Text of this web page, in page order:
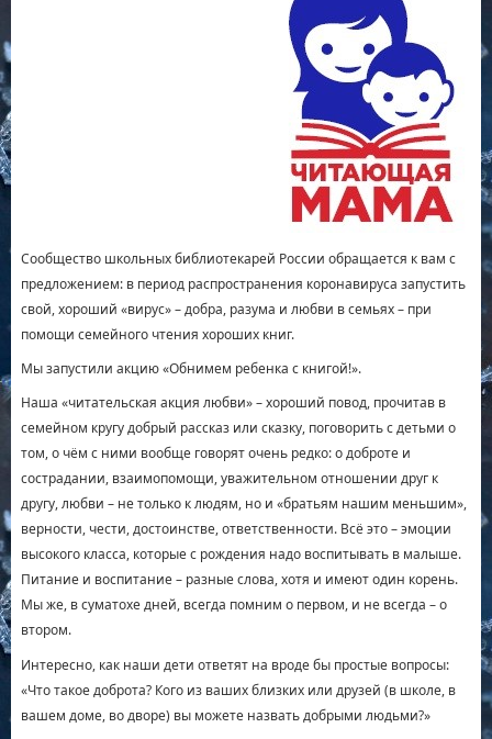
Сообщество школьных библиотекарей России обращается к вам с
предложением: в период распространения коронавируса запустить
свой, хороший «вирус» – добра, разума и любви в семьях – при
помощи семейного чтения хороших книг.
Мы запустили акцию «Обнимем ребенка с книгой!».
Наша «читательская акция любви» – хороший повод, прочитав в
семейном кругу добрый рассказ или сказку, поговорить с детьми о
том, о чём с ними вообще говорят очень редко: о доброте и
сострадании, взаимопомощи, уважительном отношении друг к
другу, любви – не только к людям, но и «братьям нашим меньшим»,
верности, чести, достоинстве, ответственности. Всё это – эмоции
высокого класса, которые с рождения надо воспитывать в малыше.
Питание и воспитание – разные слова, хотя и имеют один корень.
Мы же, в суматохе дней, всегда помним о первом, и не всегда – о
втором.
Интересно, как наши дети ответят на вроде бы простые вопросы:
«Что такое доброта? Кого из ваших близких или друзей (в школе, в
вашем доме, во дворе) вы можете назвать добрыми людьми?»